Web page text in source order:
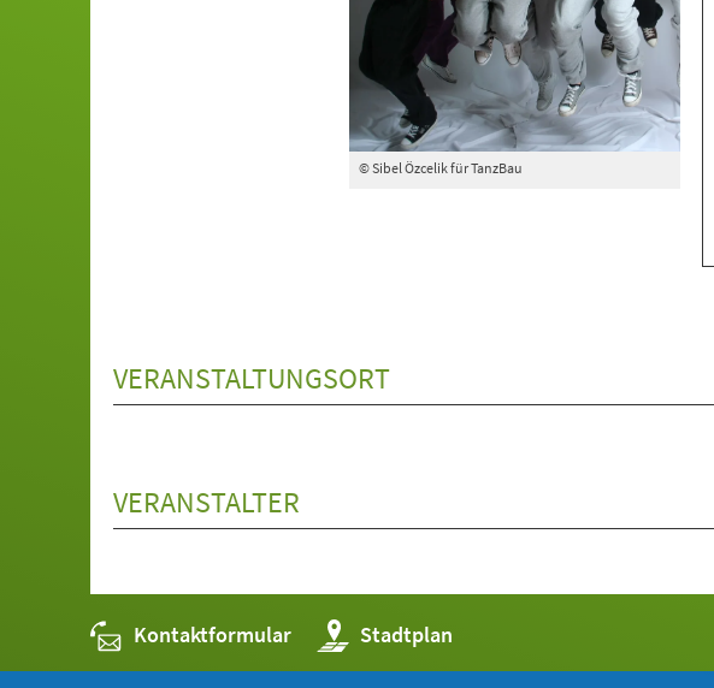
© Sibel Özcelik für TanzBau
VERANSTALTUNGSORT
VERANSTALTER
Kontaktformular Stadtplan
(Öffnet
in
einem